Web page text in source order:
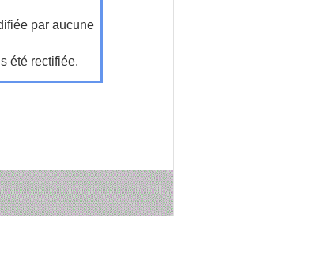
par aucune
été rectifiée.